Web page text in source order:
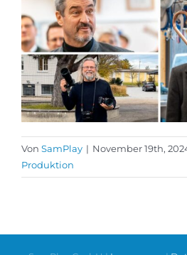
Von SamPlay | November 19th,
Produktion